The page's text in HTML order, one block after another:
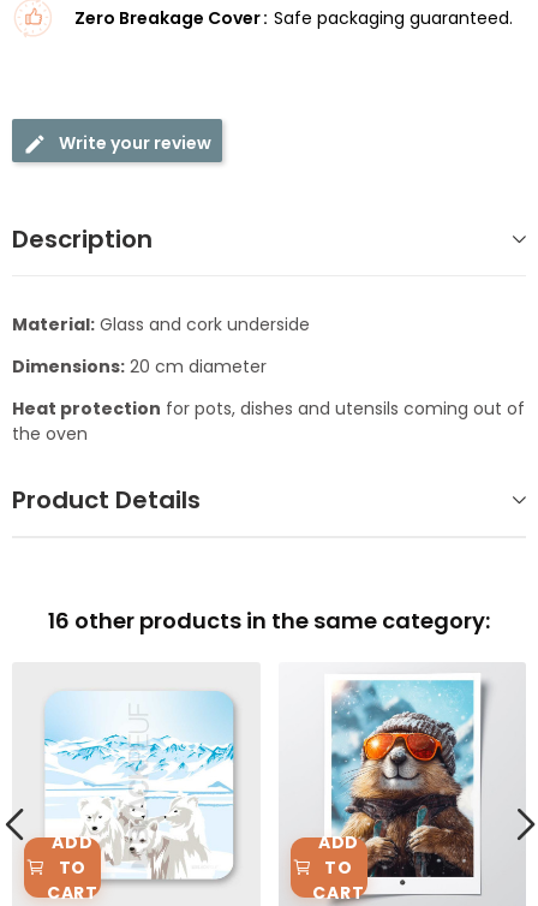
Zero Breakage Cover Safe packaging guaranteed.
Write your review
Description
Material: Glass and cork underside
Dimensions: 20 cm diameter
Heat protection for pots, dishes and utensils coming out of
the oven
Product Details
16 other products in the same category:
ADD
TO
CART
ADD
TO
CART